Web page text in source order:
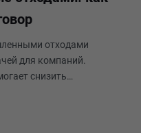
отходами
для компаний.
снизить
мы рассмотрим